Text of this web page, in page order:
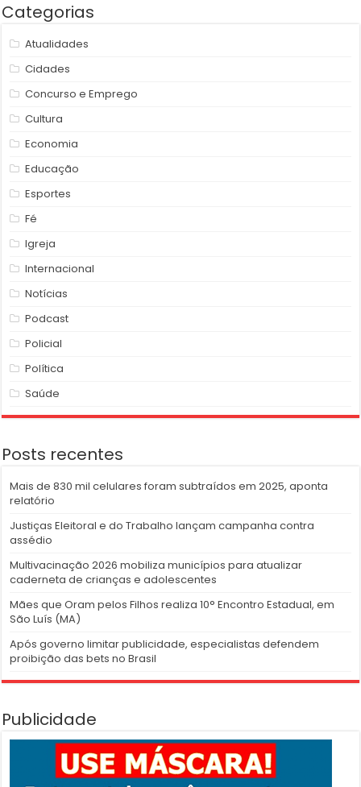
Categorias
Atualidades
Cidades
Concurso e Emprego
Cultura
Economia
Educação
Esportes
Fé
Igreja
Internacional
Notícias
Podcast
Policial
Política
Saúde
Posts recentes
Mais de 830 mil celulares foram subtraídos em 2025, aponta
relatório
Justiças Eleitoral e do Trabalho lançam campanha contra
assédio
Multivacinação 2026 mobiliza municípios para atualizar
caderneta de crianças e adolescentes
Mães que Oram pelos Filhos realiza 10° Encontro Estadual, em
São Luís (MA)
Após governo limitar publicidade, especialistas defendem
proibição das bets no Brasil
Publicidade